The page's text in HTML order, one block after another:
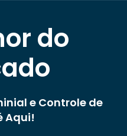
do
e Controle de
Aqui!